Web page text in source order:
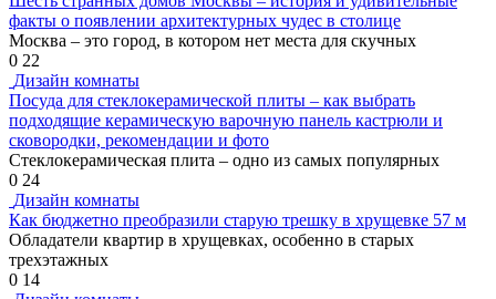
факты о появлении архитектурных чудес в столице
Москва – это город, в котором нет места для скучных
0 22
Дизайн комнаты
Посуда для стеклокерамической плиты – как выбрать
подходящие керамическую варочную панель кастрюли и
сковородки, рекомендации и фото
Стеклокерамическая плита – одно из самых популярных
0 24
Дизайн комнаты
Как бюджетно преобразили старую трешку в хрущевке 57 м
Обладатели квартир в хрущевках, особенно в старых
трехэтажных
0 14